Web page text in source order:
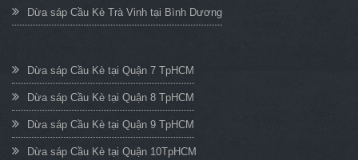
Dừa sáp Cầu Kè Trà Vinh tại Bình Dương
Dừa sáp Cầu Kè tại Quận 7 TpHCM
Dừa sáp Cầu Kè tại Quận 8 TpHCM
Dừa sáp Cầu Kè tại Quận 9 TpHCM
Dừa sáp Cầu Kè tại Quận 10TpHCM